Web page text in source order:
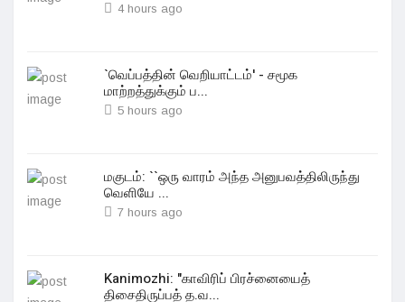
4 hours ago
`வெப்பத்தின் வெறியாட்டம்' - சமூக
மாற்றத்துக்கும் ப...
5 hours ago
மகுடம்: ``ஒரு வாரம் அந்த அனுபவத்திலிருந்து
வெளியே ...
7 hours ago
Kanimozhi: "காவிரிப் பிரச்னையைத்
திசைதிருப்பத் த.வ...